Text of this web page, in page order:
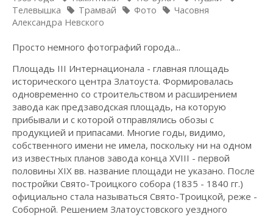
Телевышка
Трамвай Фото
Часовня
Александра Невского
Просто немного фотографий города...
Площадь III Интернационала - главная площадь
исторического центра Златоуста. Формировалась
одновременно со строительством и расширением
завода как предзаводская площадь, на которую
прибывали и с которой отправлялись обозы с
продукцией и припасами. Многие годы, видимо,
собственного имени не имела, поскольку ни на одном
из известных планов завода конца XVIII - первой
половины XIX вв. название площади не указано. После
постройки Свято-Троицкого собора (1835 - 1840 гг.)
официально стала называться Свято-Троицкой, реже -
Соборной. Решением Златоустовского уездного